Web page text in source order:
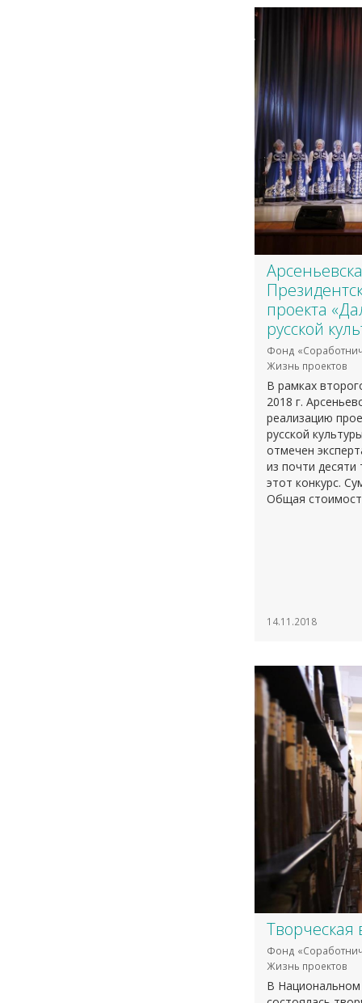
проекта
русской
Фонд
Жизнь проектов
В рамках
2018 г.
реализацию
русской
отмечен
из почти десяти
этот конкурс.
Общая
14.11.2018
Творческая
Фонд
Жизнь проектов
В Национальном